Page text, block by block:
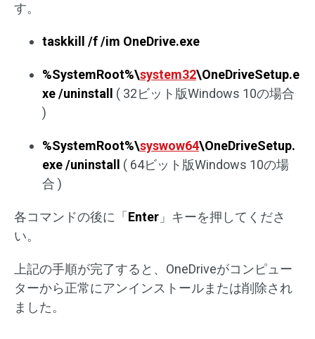
す。
taskkill /f /im OneDrive.exe
%SystemRoot%\system32\OneDriveSetup.e
xe /uninstall ( 32ビット版Windows 10の場合
)
%SystemRoot%\syswow64\OneDriveSetup.
exe /uninstall ( 64ビット版Windows 10の場
合 )
各コマンドの後に「 Enter 」キーを押してくださ
い。
上記の手順が完了すると、OneDriveがコンピュー
ターから正常にアンインストールまたは削除され
ました。